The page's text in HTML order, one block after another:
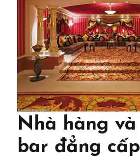
Nhà hàng
bar đẳng cấp